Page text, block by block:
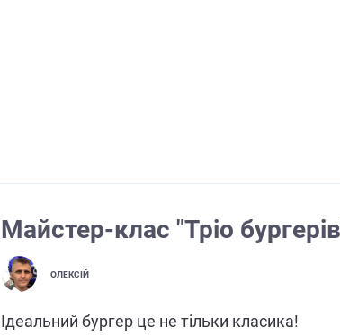
Майстер-клас "Тріо
ОЛЕКСІЙ
Ідеальний бургер це не тільки класика!